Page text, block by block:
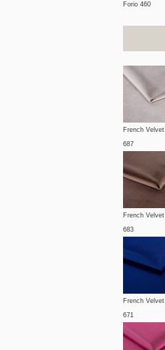
Forio 460
French Velvet
687
French Velvet
683
French Velvet
671